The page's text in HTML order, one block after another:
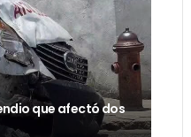
que afectó dos